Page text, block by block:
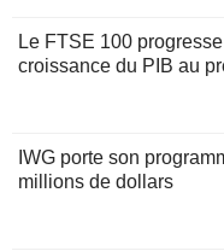
Le FTSE 100
croissance du PIB au
IWG porte son
millions de dollars